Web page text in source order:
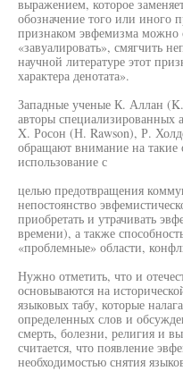
выражением, которое
обозначение того или иного
признаком эвфемизма можно
«завуалировать», смягчить
научной литературе этот
характера денотата».
Западные ученые К. Аллан
авторы специализированных
X. Росон (Н. Rawson), Р.
обращают внимание на такие
использование с
целью предотвращения
непостоянство
приобретать и утрачивать
времени), а также
«проблемные» области,
Нужно отметить, что и
основываются на
языковых табу, которые
определенных слов и
смерть, болезни, религия и
считается, что появление
необходимостью снятия